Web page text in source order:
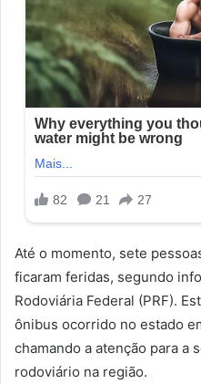
Até o momento, sete
ficaram feridas, segundo
Rodoviária Federal (PRF).
ônibus ocorrido no estado
chamando a atenção para a
rodoviário na região.